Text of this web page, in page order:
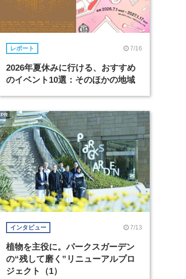
レポート 7/16
2026年夏休みに行ける、おすすめ
のイベント10選：そのほかの地域
インタビュー 7/13
植物を主役に。パークスガーデン
の“残して磨く”リニューアルプロ
ジェクト（1）
PR